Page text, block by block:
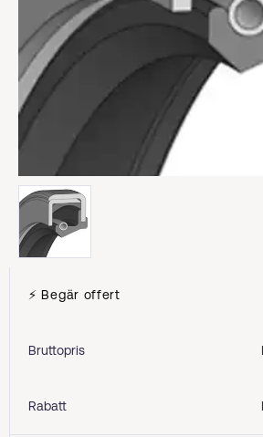
⚡ Begär offert
Bruttopris
Rabatt